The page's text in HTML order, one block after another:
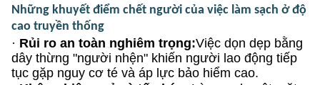
Những khuyết điểm chết người của việc làm sạch ở độ
cao truyền thống
· Rủi ro an toàn nghiêm trọng:Việc dọn dẹp bằng
dây thừng "người nhện" khiến người lao động tiếp
tục gặp nguy cơ té và áp lực bảo hiểm cao.